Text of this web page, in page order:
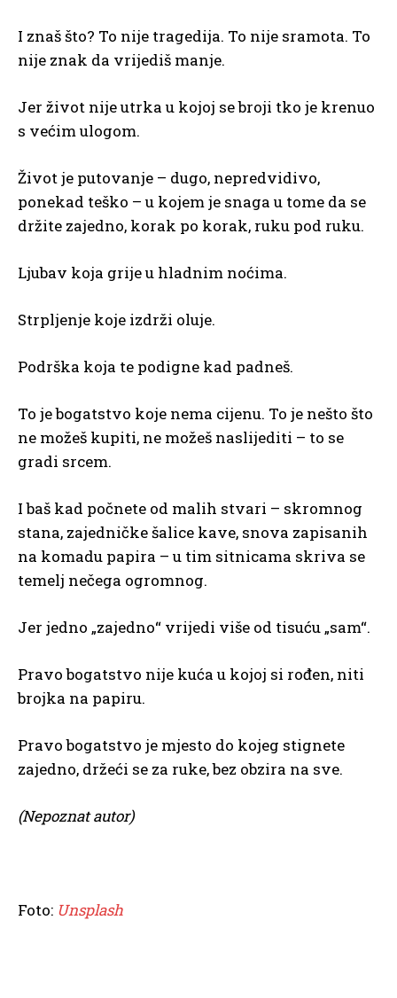
I znaš što? To nije tragedija. To nije sramota. To
nije znak da vrijediš manje.
Jer život nije utrka u kojoj se broji tko je krenuo
s većim ulogom.
Život je putovanje – dugo, nepredvidivo,
ponekad teško – u kojem je snaga u tome da se
držite zajedno, korak po korak, ruku pod ruku.
Ljubav koja grije u hladnim noćima.
Strpljenje koje izdrži oluje.
Podrška koja te podigne kad padneš.
To je bogatstvo koje nema cijenu. To je nešto što
ne možeš kupiti, ne možeš naslijediti – to se
gradi srcem.
I baš kad počnete od malih stvari – skromnog
stana, zajedničke šalice kave, snova zapisanih
na komadu papira – u tim sitnicama skriva se
temelj nečega ogromnog.
Jer jedno „zajedno“ vrijedi više od tisuću „sam“.
Pravo bogatstvo nije kuća u kojoj si rođen, niti
brojka na papiru.
Pravo bogatstvo je mjesto do kojeg stignete
zajedno, držeći se za ruke, bez obzira na sve.
(Nepoznat autor)
Foto: Unsplash